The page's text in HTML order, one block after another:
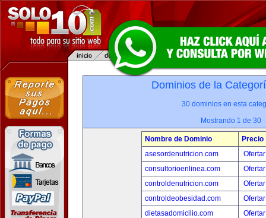
Dominios de la
30 dominios en esta
Mostrando 1 de 30
Nombre de Dominio
Precio
asesordenutricion.com
consultorioenlinea.com
controldenutricion.com
controldeobesidad.com
dietasadomicilio.com